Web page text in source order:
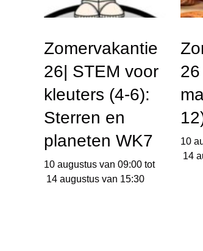
Zomervakantie
26| STEM voor
kleuters (4-6):
Sterren en
planeten WK7
10 augustus van 09:00 tot
14 augustus van 15:30
10
14